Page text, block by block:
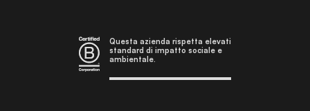
Questa azienda rispetta elevati
standard di impatto sociale e
ambientale.